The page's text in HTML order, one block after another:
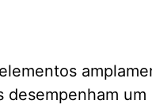
desempenham